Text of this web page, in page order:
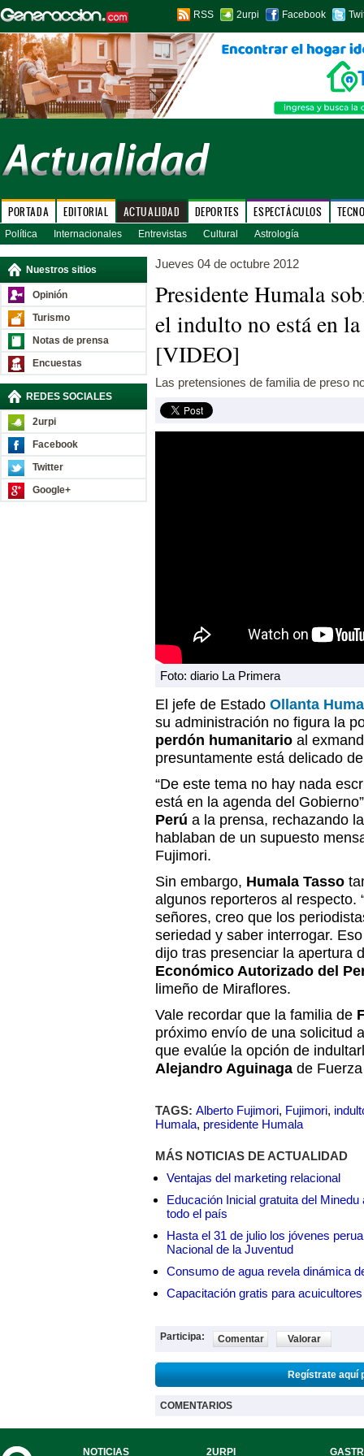
RSS 2urpi Facebook
PORTADA EDITORIAL ACTUALIDAD DEPORTES ESPECTÁCULOS
Política Internacionales Entrevistas Cultural Astrología
Nuestros sitios
Opinión
Turismo
Notas de prensa
Encuestas
REDES SOCIALES
2urpi
Facebook
Twitter
Google+
Jueves 04 de octubre 2012
Presidente Humala
el indulto no está en
[VIDEO]
Las pretensiones de familia de preso
Foto: diario La Primera
El jefe de Estado Ollanta
su administración no figura la
perdón humanitario al
presuntamente está delicado
“De este tema no hay nada
está en la agenda del
Perú a la prensa, rechazando
hablaban de un supuesto
Fujimori.
Sin embargo, Humala Tasso
algunos reporteros al respecto.
señores, creo que los
seriedad y saber interrogar.
dijo tras presenciar la apertura
Económico Autorizado del
limeño de Miraflores.
Vale recordar que la familia de
próximo envío de una solicitud
que evalúe la opción de
Alejandro Aguinaga de
TAGS: Alberto Fujimori, Fujimori,
Humala, presidente Humala
MÁS NOTICIAS DE ACTUALIDAD
Ventajas del marketing relacional
Educación Inicial gratuita del
todo el país
Hasta el 31 de julio los jóvenes
Nacional de la Juventud
Consumo de agua revela dinámica
Capacitación gratis para
Participa: Comentar Valorar
Regístrate aquí
COMENTARIOS
NOTICIAS 2URPI